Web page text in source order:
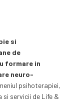
si
de
formare in
neuro-
psihoterapiei,
si servicii de Life &